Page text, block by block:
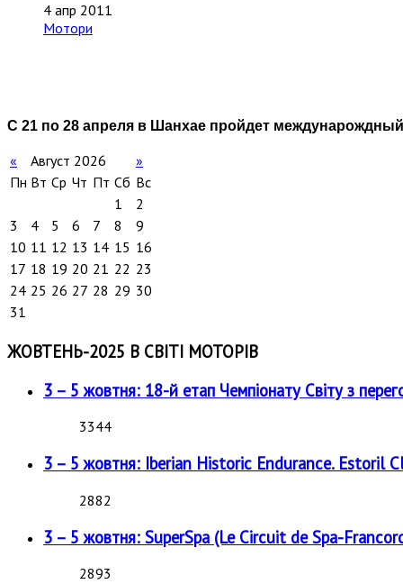
4 апр 2011
Мотори
С 21 по 28 апреля в Шанхае пройдет
« Август 2026
»
Пн Вт Ср Чт Пт Сб Вс
1
2
3
4 5 6 7 8
9
10 11 12 13 14 15 16
17 18 19 20 21 22 23
24 25 26 27 28 29 30
31
ЖОВТЕНЬ-2025 В СВІТІ МОТОРІВ
3 – 5 жовтня: 18-й етап Чемпіонату Світу з
3344
3 – 5 жовтня: Iberian Historic Endurance. Estoril
2882
3 – 5 жовтня: SuperSpa (Le Circuit de Spa-
2893